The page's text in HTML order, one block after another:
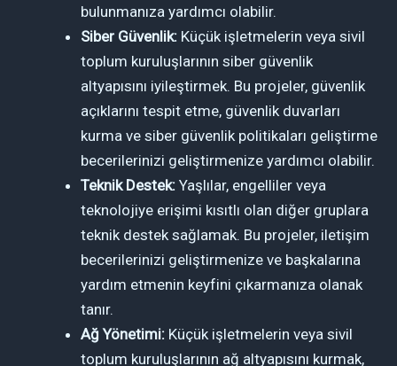
bulunmanıza yardımcı olabilir.
Siber Güvenlik: Küçük işletmelerin veya sivil
toplum kuruluşlarının siber güvenlik
altyapısını iyileştirmek. Bu projeler, güvenlik
açıklarını tespit etme, güvenlik duvarları
kurma ve siber güvenlik politikaları geliştirme
becerilerinizi geliştirmenize yardımcı olabilir.
Teknik Destek: Yaşlılar, engelliler veya
teknolojiye erişimi kısıtlı olan diğer gruplara
teknik destek sağlamak. Bu projeler, iletişim
becerilerinizi geliştirmenize ve başkalarına
yardım etmenin keyfini çıkarmanıza olanak
tanır.
Ağ Yönetimi: Küçük işletmelerin veya sivil
toplum kuruluşlarının ağ altyapısını kurmak,